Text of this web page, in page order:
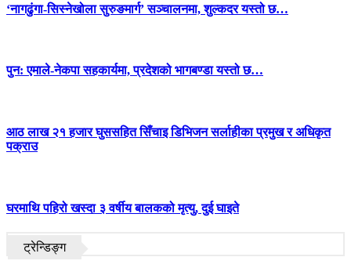
‘नागढुंगा-सिस्नेखोला सुरुङमार्ग’ सञ्चालनमा, शुल्कदर यस्तो छ…
पुन: एमाले-नेकपा सहकार्यमा, प्रदेशको भागबण्डा यस्तो छ…
आठ लाख २१ हजार घुससहित सिँचाइ डिभिजन सर्लाहीका प्रमुख र अधिकृत
पक्राउ
घरमाथि पहिरो खस्दा ३ वर्षीय बालकको मृत्यु, दुई घाइते
ट्रेन्डिङ्ग